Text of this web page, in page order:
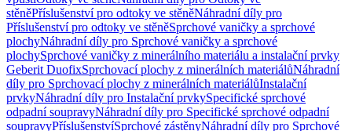
stěněPříslušenství pro odtoky ve stěněNáhradní díly pro
Příslušenství pro odtoky ve stěněSprchové vaničky a sprchové
plochyNáhradní díly pro Sprchové vaničky a sprchové
plochySprchové vaničky z minerálního materiálu a instalační prvky
Geberit DuofixSprchovací plochy z minerálních materiálůNáhradní
díly pro Sprchovací plochy z minerálních materiálůInstalační
prvkyNáhradní díly pro Instalační prvkySpecifické sprchové
odpadní soupravyNáhradní díly pro Specifické sprchové odpadní
soupravyPříslušenstvíSprchové zástěnyNáhradní díly pro Sprchové